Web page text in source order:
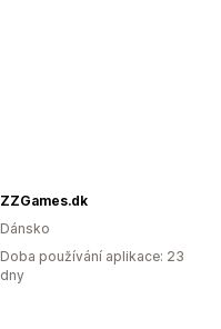
ZZGames.dk
Dánsko
Doba používání aplikace: 23
dny